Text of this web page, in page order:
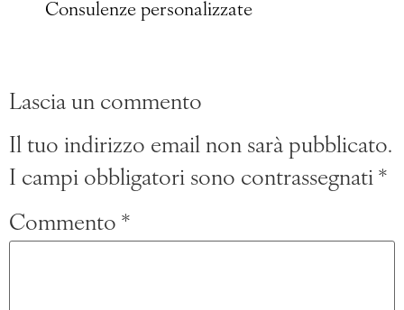
Consulenze personalizzate
Lascia un commento
Il tuo indirizzo email non sarà pubblicato.
I campi obbligatori sono contrassegnati *
Commento *